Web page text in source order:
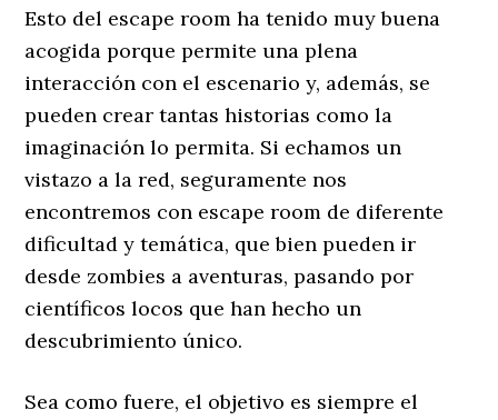
Esto del escape room ha tenido muy buena
acogida porque permite una plena
interacción con el escenario y, además, se
pueden crear tantas historias como la
imaginación lo permita. Si echamos un
vistazo a la red, seguramente nos
encontremos con escape room de diferente
dificultad y temática, que bien pueden ir
desde zombies a aventuras, pasando por
científicos locos que han hecho un
descubrimiento único.
Sea como fuere, el objetivo es siempre el